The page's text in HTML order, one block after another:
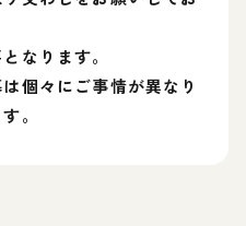
なります。
個々にご事情が異なり
。